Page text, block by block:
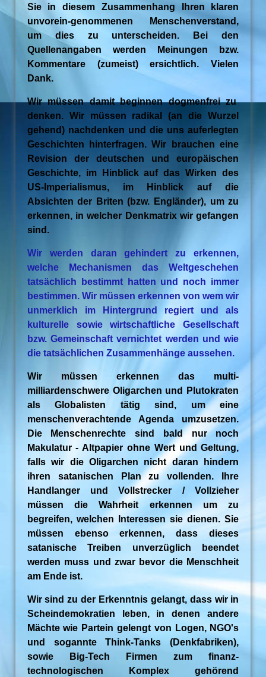
Sie in diesem Zusammenhang Ihren klaren
unvorein-genommenen Menschenverstand,
um dies zu unterscheiden. Bei den
Quellenangaben werden Meinungen bzw.
Kommentare (zumeist) ersichtlich. Vielen
Dank.
Wir müssen damit beginnen dogmenfrei zu
denken. Wir müssen radikal (an die Wurzel
gehend) nachdenken und die uns auferlegten
Geschichten hinterfragen. Wir brauchen eine
Revision der deutschen und europäischen
Geschichte, im Hinblick auf das Wirken des
US-Imperialismus, im Hinblick auf die
Absichten der Briten (bzw. Engländer), um zu
erkennen, in welcher Denkmatrix wir gefangen
sind.
Wir werden daran gehindert zu erkennen,
welche Mechanismen das Weltgeschehen
tatsächlich bestimmt hatten und noch immer
bestimmen. Wir müssen erkennen von wem wir
unmerklich im Hintergrund regiert und als
kulturelle sowie wirtschaftliche Gesellschaft
bzw. Gemeinschaft vernichtet werden und wie
die tatsächlichen Zusammenhänge aussehen.
Wir müssen erkennen das multi-
milliardenschwere Oligarchen und Plutokraten
als Globalisten tätig sind, um eine
menschenverachtende Agenda umzusetzen.
Die Menschenrechte sind bald nur noch
Makulatur - Altpapier ohne Wert und Geltung,
falls wir die Oligarchen nicht daran hindern
ihren satanischen Plan zu vollenden. Ihre
Handlanger und Vollstrecker / Vollzieher
müssen die Wahrheit erkennen um zu
begreifen, welchen Interessen sie dienen. Sie
müssen ebenso erkennen, dass dieses
satanische Treiben unverzüglich beendet
werden muss und zwar bevor die Menschheit
am Ende ist.
Wir sind zu der Erkenntnis gelangt, dass wir in
Scheindemokratien leben, in denen andere
Mächte wie Partein gelengt von Logen, NGO's
und sogannte Think-Tanks (Denkfabriken),
sowie Big-Tech Firmen zum finanz-
technologischen Komplex gehörend